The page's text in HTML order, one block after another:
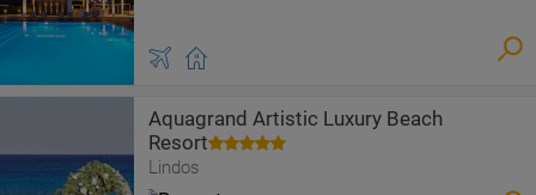
Aquagrand Artistic Luxury Beach
Resort
Lindos